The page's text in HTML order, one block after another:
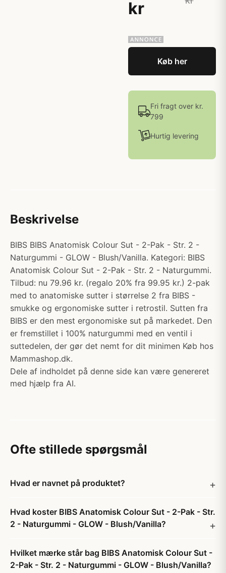
kr
Køb her
Fri fragt over kr.
799
Hurtig levering
Beskrivelse
BIBS BIBS Anatomisk Colour Sut - 2-Pak - Str. 2 -
Naturgummi - GLOW - Blush/Vanilla. Kategori: BIBS
Anatomisk Colour Sut - 2-Pak - Str. 2 - Naturgummi.
Tilbud: nu 79.96 kr. (regalo 20% fra 99.95 kr.) 2-pak
med to anatomiske sutter i størrelse 2 fra BIBS -
smukke og ergonomiske sutter i retrostil. Sutten fra
BIBS er den mest ergonomiske sut på markedet. Den
er fremstillet i 100% naturgummi med en ventil i
suttedelen, der gør det nemt for dit minimen Køb hos
Mammashop.dk.
Dele af indholdet på denne side kan være genereret
med hjælp fra AI.
Ofte stillede spørgsmål
Hvad er navnet på produktet?
Hvad koster BIBS Anatomisk Colour Sut - 2-Pak - Str.
2 - Naturgummi - GLOW - Blush/Vanilla?
Hvilket mærke står bag BIBS Anatomisk Colour Sut -
2-Pak - Str. 2 - Naturgummi - GLOW - Blush/Vanilla?